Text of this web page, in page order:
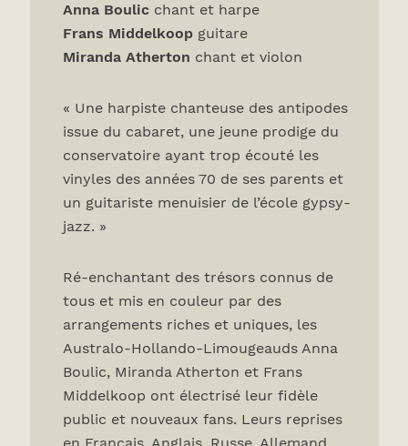
Anna Boulicchant et harpe
Frans Middelkoopguitare
Miranda Atherton chant et violon
« Une harpiste chanteuse des antipodes
issue du cabaret, une jeune prodige du
conservatoire ayant trop écouté les
vinyles des années 70 de ses parents et
un guitariste menuisier de l’école gypsy-
jazz. »
Ré-enchantant des trésors connus de
tous et mis en couleur par des
arrangements riches et uniques, les
Australo-Hollando-Limougeauds Anna
Boulic, Miranda Atherton et Frans
Middelkoop ont électrisé leur fidèle
public et nouveaux fans. Leurs reprises